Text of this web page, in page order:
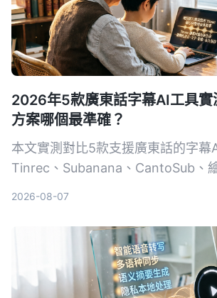
2026年5款廣東話字幕AI工具實
方案哪個最準確？
本文實測對比5款支援廣東話的字幕
Tinrec、Subanana、CantoSub、
2026-08-07